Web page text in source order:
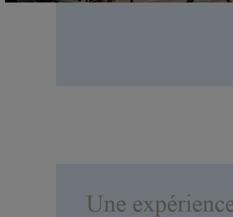
Evian Resort
Une